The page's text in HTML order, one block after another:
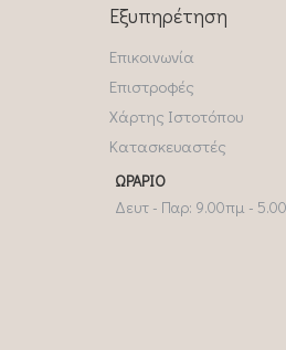
Εξυπηρέτηση
Επικοινωνία
Επιστροφές
Χάρτης Ιστοτόπου
Κατασκευαστές
ΩΡΆΡΙΟ
Δευτ - Παρ: 9.00πμ -